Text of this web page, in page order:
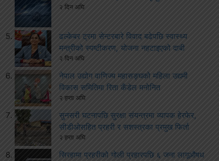
२ दिन अघि
ढल्केबर ट्रमा सेन्टरबारे विवाद बढेपछि स्वास्थ्य
मन्त्रीको स्पष्टीकरण, योजना नहटाइएको दाबी
२ दिन अघि
नेपाल उद्योग वाणिज्य महासङ्घको महिला उद्यमी
विकास समितिमा रिता कँडेल मनोनित
२ हप्ता अघि
सुनसरी घटनापछि सुरक्षा संयन्त्रमा व्यापक हेरफेर,
सीडीओसहित प्रहरी र सशस्त्रका प्रमुख फिर्ता
२ हप्ता अघि
सिरहामा प्रहरीको गोली प्रहारपछि ६ जना लागूऔषध